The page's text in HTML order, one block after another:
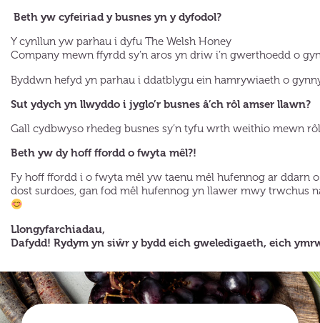
Beth yw cyfeiriad y busnes yn y dyfodol?
Y cynllun yw parhau i dyfu The Welsh Honey
Company mewn ffyrdd sy’n aros yn driw i’n gwerthoedd o
Byddwn hefyd yn parhau i ddatblygu ein hamrywiaeth o
Sut ydych yn llwyddo i jyglo’r busnes â’ch rôl amser llawn?
Gall cydbwyso rhedeg busnes sy’n tyfu wrth weithio mewn
Beth yw dy hoff ffordd o fwyta mêl?!
Fy hoff ffordd i o fwyta mêl yw taenu mêl hufennog ar ddarn o
dost surdoes, gan fod mêl hufennog yn llawer mwy trwchus
Llongyfarchiadau,
Dafydd! Rydym yn siŵr y bydd eich gweledigaeth, eich